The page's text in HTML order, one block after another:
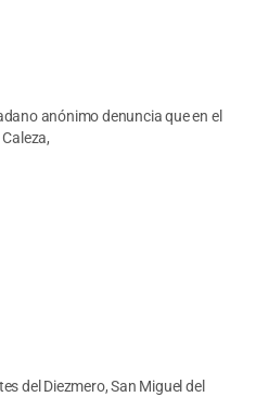
anónimo denuncia que en el
del Diezmero, San Miguel del